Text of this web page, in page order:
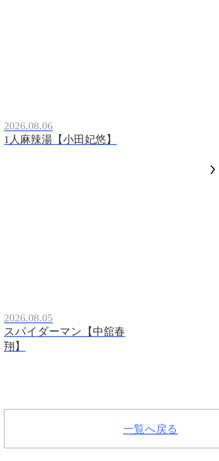
2026.08.06
1人麻辣湯【小田妃悠】
2026.08.05
スパイダーマン【中舘春
翔】
一覧へ戻る